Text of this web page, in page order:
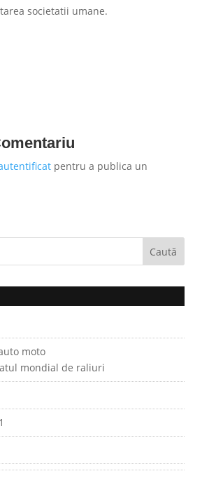
societatii umane.
pentru a publica un
moto
mondial de raliuri